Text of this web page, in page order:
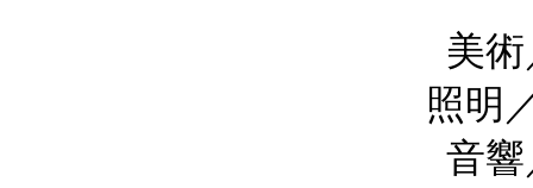
美
照明
音